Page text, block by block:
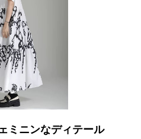
ミニンなディテール